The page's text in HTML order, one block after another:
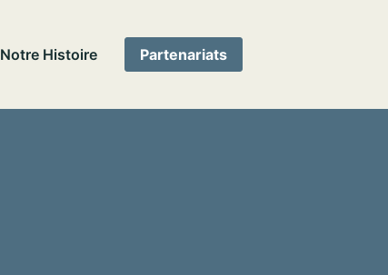
Notre Histoire Partenariats